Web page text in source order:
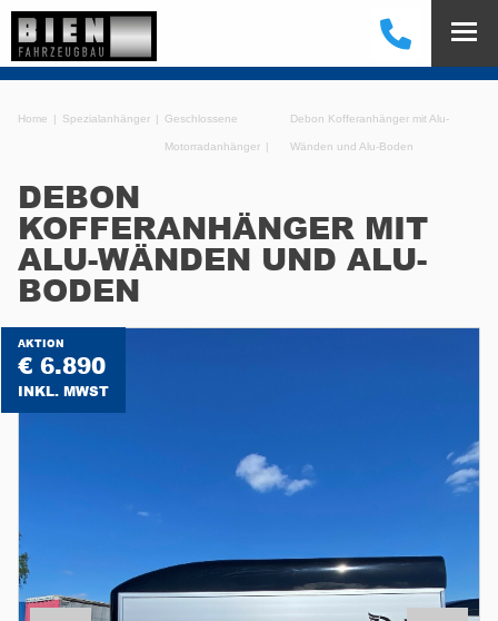
Home Spezialanhänger Geschlossene
Motorradanhänger
Debon Kofferanhänger mit Alu-
Wänden und Alu-Boden
DEBON
KOFFERANHÄNGER MIT
ALU-WÄNDEN UND ALU-
BODEN
AKTION
€ 6.890
INKL. MWST